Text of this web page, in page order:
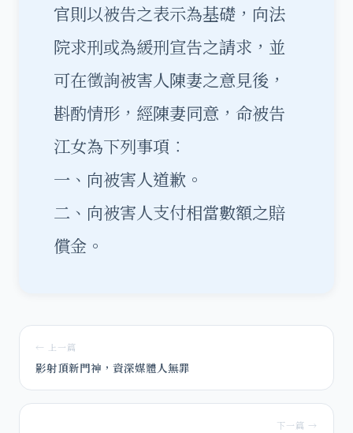
官則以被告之表示為基礎，向法
院求刑或為緩刑宣告之請求，並
可在徵詢被害人陳妻之意見後，
斟酌情形，經陳妻同意，命被告
江女為下列事項︰
一、向被害人道歉。
二、向被害人支付相當數額之賠
償金。
← 上一篇
影射頂新門神，資深媒體人無罪
下一篇 →